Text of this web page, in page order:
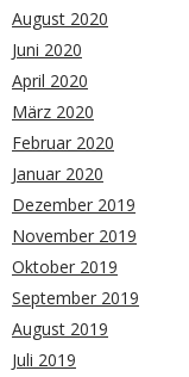
August 2020
Juni 2020
April 2020
März 2020
Februar 2020
Januar 2020
Dezember 2019
November 2019
Oktober 2019
September 2019
August 2019
Juli 2019